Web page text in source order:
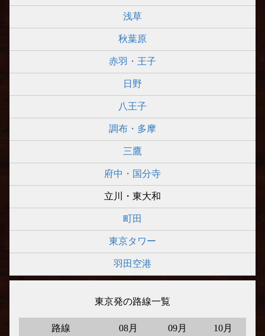
浅草
秋葉原
赤羽・王子
日野
八王子
調布・多摩
三鷹
府中・国分寺
立川・東大和
町田
東京タワー
羽田空港
東京発の路線一覧
路線 08月 09月 10月